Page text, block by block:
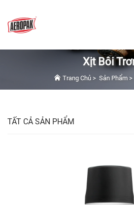
Xịt Bôi
Trang Chủ> Sản Phẩm>
TẤT CẢ SẢN PHẨM